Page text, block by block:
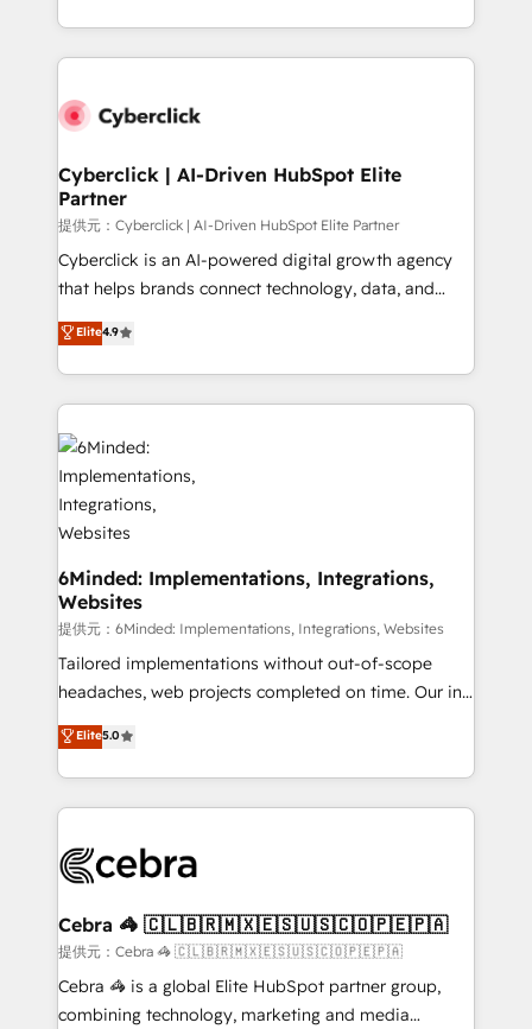
America. From casual user to super fan: make
Canada, we’ve delivered thousands of successful
HubSpot projects for mid-market and enterprise
combine HubSpot, data, and AI to design connected
and technology for predictable, scalable revenue
growth. Our expertise spans RevOps, CRM and data
architecture, AI enablement, and strategic marketing,
delivered through our proprietary FLAIR framework
for responsible AI adoption. As a HubSpot Elite
we blend strategy, creativity, and technology to help
organisations scale smarter and grow stronger.
Cyberclick | AI-Driven HubSpot Elite
Partner
提供元：Cyberclick | AI-Driven HubSpot Elite Partner
Cyberclick is an AI-powered digital growth agency
that helps brands connect technology, data, and
creativity to achieve measurable results. Founded in
Barcelona and operating across Spain, LATAM, and
the UK, we support global companies in building
smarter marketing, sales, and customer success
strategies. As the only HubSpot Elite Partner in
Iberia (Spain & Portugal), we combine human insight
with intelligent automation to drive sustainable
growth. Our multidisciplinary team designs solutions
that simplify complexity, boost performance, and
turn innovation into real impact. 🌍 Highlights •
HubSpot Partner since 2012 • 2022 EMEA Impact
Award: Best Integration • 150+ successful HubSpot
projects • Clients in 30+ industries • Proprietary
technology for integrations • Multilingual team:
smarter with AI and HubSpot.
Elite4.9
6Minded: Implementations, Integrations,
Websites
提供元：6Minded: Implementations, Integrations, Websites
Tailored implementations without out-of-scope
headaches, web projects completed on time. Our in-
house team of certified CRM architects, experts,
developers, designers, and marketers handles all
aspects of your HubSpot. ✨ 400+ global clients ✨
100+ seamless migrations from 15+ different CRMs
implementations, and 5,000+ pages ✨ CS: Clients
CS: 245% organic growth & +751% new visitors for a
full-funnel HubSpot project ✨ CS: 415% conversion
boost with a new HubSpot site Recognized leaders:
🏆 HubSpot Platform Migration Impact Award 🏆
Elite5.0
Cebra 🦓 🇨🇱🇧🇷🇲🇽🇪🇸🇺🇸🇨🇴🇵🇪🇵🇦
提供元：Cebra 🦓 🇨🇱🇧🇷🇲🇽🇪🇸🇺🇸🇨🇴🇵🇪🇵🇦
Cebra 🦓 is a global Elite HubSpot partner group,
combining technology, marketing and media